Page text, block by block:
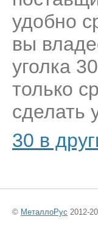
удобно
вы
уголка
только
сделать
30 в
© МеталлоРус 2012-